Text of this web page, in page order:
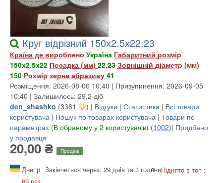
Круг відрізний 150х2.5х22.23
Країна де вироблено Україна Габаритний розмір
150х2.5х22 Посадка (мм) 22.23 Зовнішній діаметр (мм)
150 Розмір зерна абразиву 41
Розміщення: 2026-08-06 10:40 | Призупинення: 2026-09-05
10:40 | Залишилось: 29,2 діб
den_shashko (3381 ) | Відгуки | Статистика | Всі товари
користувача | Пошук по товарах користувача | Товари по
параметрах (В обраному у 2 користувачів) (1002)| Придбано
у продавця
20,00 ₴ Продаж
Днепр Закінчиться через: 29 днів та 3 годиниПіднято в топ :